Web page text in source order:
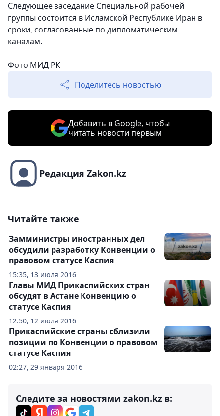
Следующее заседание Специальной рабочей
группы состоится в Исламской Республике Иран в
сроки, согласованные по дипломатическим
каналам.
Фото МИД РК
Поделитесь новостью
Добавить в Google, чтобы
читать новости первым
Редакция Zakon.kz
Читайте также
15:35, 13 июля 2016
Замминистры иностранных дел
обсудили разработку Конвенции о
правовом статусе Каспия
12:50, 12 июля 2016
Главы МИД Прикаспийских стран
обсудят в Астане Конвенцию о
статусе Каспия
02:27, 29 января 2016
Прикаспийские страны сблизили
позиции по Конвенции о правовом
статусе Каспия
Следите за новостями zakon.kz в: